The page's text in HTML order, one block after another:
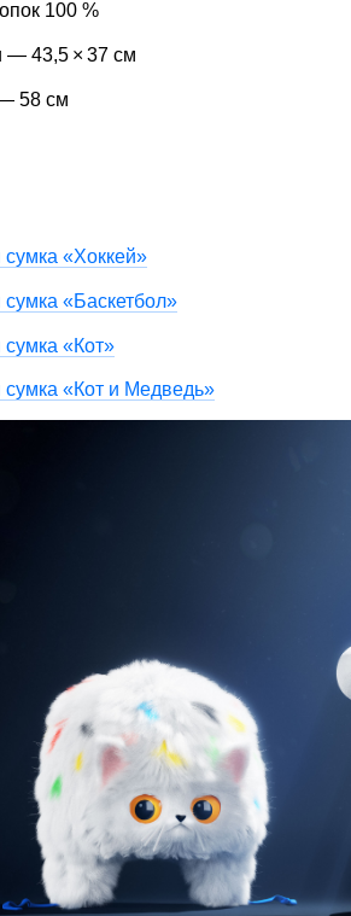
100 %
— 43,5 × 37 см
58 см
«Хоккей»
«Баскетбол»
«Кот»
«Кот и Медведь»